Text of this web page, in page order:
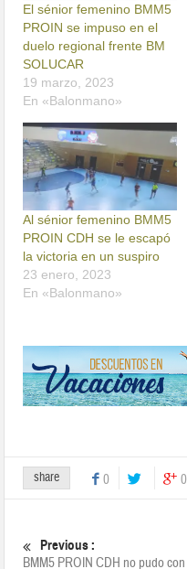
El sénior femenino BMM5
PROIN se impuso en el
duelo regional frente BM
SOLUCAR
19 marzo, 2023
En «Balonmano»
Al sénior femenino BMM5
PROIN CDH se le escapó
la victoria en un suspiro
23 enero, 2023
En «Balonmano»
share 0 0
Previous :
BMM5 PROIN CDH no pudo con